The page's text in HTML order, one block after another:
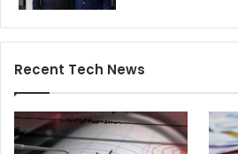
Recent Tech News